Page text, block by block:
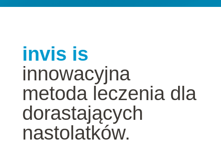
invis is
innowacyjna
metoda leczenia dla
dorastających
nastolatków.